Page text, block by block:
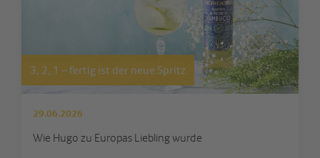
3, 2, 1 – fertig ist der neue Spritz
29.06.2026
Wie Hugo zu Europas Liebling wurde